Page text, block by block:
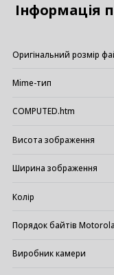
Інформація
Оригінальний розмір
Mime-тип
COMPUTED.htm
Висота зображення
Ширина зображення
Колір
Порядок байтів Motorola
Виробник камери